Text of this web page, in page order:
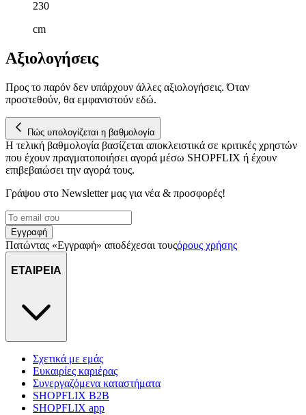
230
cm
Αξιολογήσεις
Προς το παρόν δεν υπάρχουν άλλες αξιολογήσεις. Όταν
προστεθούν, θα εμφανιστούν εδώ.
Πώς υπολογίζεται η βαθμολογία
Η τελική βαθμολογία βασίζεται αποκλειστικά σε κριτικές χρηστών
που έχουν πραγματοποιήσει αγορά μέσω SHOPFLIX ή έχουν
επιβεβαιώσει την αγορά τους.
Γράψου στο Νewsletter μας για νέα & προσφορές!
Εγγραφή
Πατώντας «Εγγραφή» αποδέχεσαι τουςόρους χρήσης
ΕΤΑΙΡΕΙΑ
Σχετικά με εμάς
Ευκαιρίες καριέρας
Συνεργαζόμενα καταστήματα
SHOPFLIX B2B
SHOPFLIX app